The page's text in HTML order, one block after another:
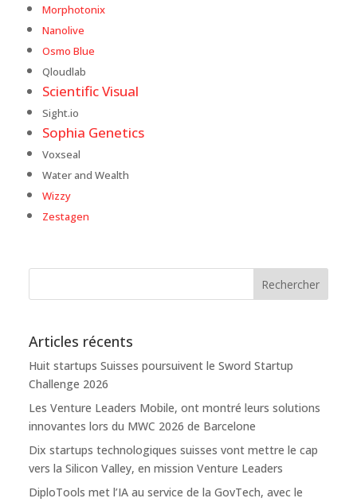
Morphotonix
Nanolive
Osmo Blue
Qloudlab
Scientific Visual
Sight.io
Sophia Genetics
Voxseal
Water and Wealth
Wizzy
Zestagen
Articles récents
Huit startups Suisses poursuivent le Sword Startup
Challenge 2026
Les Venture Leaders Mobile, ont montré leurs solutions
innovantes lors du MWC 2026 de Barcelone
Dix startups technologiques suisses vont mettre le cap
vers la Silicon Valley, en mission Venture Leaders
DiploTools met l’IA au service de la GovTech, avec le